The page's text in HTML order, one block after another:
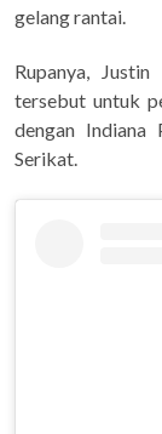
gelang rantai.
Rupanya,
tersebut untuk
dengan Indiana
Serikat.